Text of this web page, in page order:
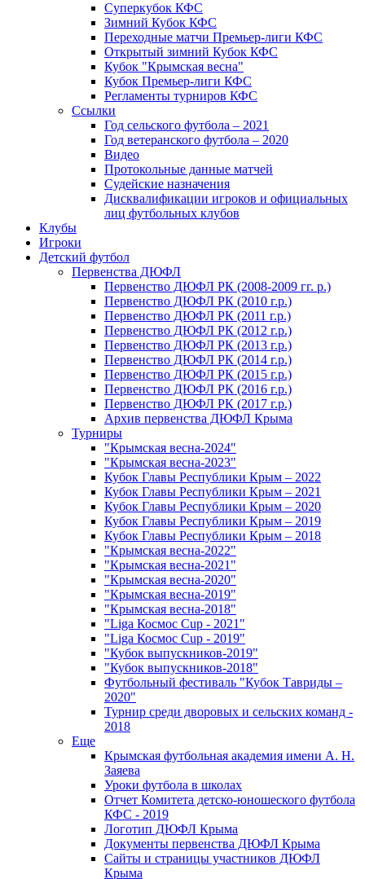
Суперкубок КФС
Зимний Кубок КФС
Переходные матчи Премьер-лиги КФС
Открытый зимний Кубок КФС
Кубок "Крымская весна"
Кубок Премьер-лиги КФС
Регламенты турниров КФС
Ссылки
Год сельского футбола – 2021
Год ветеранского футбола – 2020
Видео
Протокольные данные матчей
Судейские назначения
Дисквалификации игроков и официальных
лиц футбольных клубов
Клубы
Игроки
Детский футбол
Первенства ДЮФЛ
Первенство ДЮФЛ РК (2008-2009 гг. р.)
Первенство ДЮФЛ РК (2010 г.р.)
Первенство ДЮФЛ РК (2011 г.р.)
Первенство ДЮФЛ РК (2012 г.р.)
Первенство ДЮФЛ РК (2013 г.р.)
Первенство ДЮФЛ РК (2014 г.р.)
Первенство ДЮФЛ РК (2015 г.р.)
Первенство ДЮФЛ РК (2016 г.р.)
Первенство ДЮФЛ РК (2017 г.р.)
Архив первенства ДЮФЛ Крыма
Турниры
"Крымская весна-2024"
"Крымская весна-2023"
Кубок Главы Республики Крым – 2022
Кубок Главы Республики Крым – 2021
Кубок Главы Республики Крым – 2020
Кубок Главы Республики Крым – 2019
Кубок Главы Республики Крым – 2018
"Крымская весна-2022"
"Крымская весна-2021"
"Крымская весна-2020"
"Крымская весна-2019"
"Крымская весна-2018"
"Liga Космос Cup - 2021"
"Liga Космос Cup - 2019"
"Кубок выпускников-2019"
"Кубок выпускников-2018"
Футбольный фестиваль "Кубок Тавриды –
2020"
Турнир среди дворовых и сельских команд -
2018
Еще
Крымская футбольная академия имени А. Н.
Заяева
Уроки футбола в школах
Отчет Комитета детско-юношеского футбола
КФС - 2019
Логотип ДЮФЛ Крыма
Документы первенства ДЮФЛ Крыма
Сайты и страницы участников ДЮФЛ
Крыма